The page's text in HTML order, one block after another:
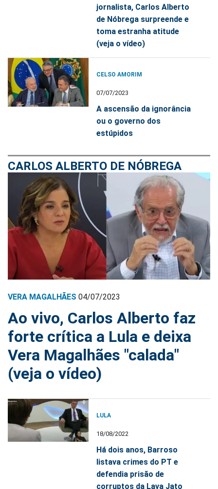
jornalista, Carlos Alberto
de Nóbrega surpreende e
toma estranha atitude
(veja o vídeo)
CELSO AMORIM
07/07/2023
A ascensão da ignorância
ou o governo dos
estúpidos
CARLOS ALBERTO DE NÓBREGA
VERA MAGALHÃES 04/07/2023
Ao vivo, Carlos Alberto faz
forte crítica a Lula e deixa
Vera Magalhães "calada"
(veja o vídeo)
LULA
18/08/2022
Há dois anos, Barroso
listava crimes do PT e
defendia prisão de
corruptos da Lava Jato